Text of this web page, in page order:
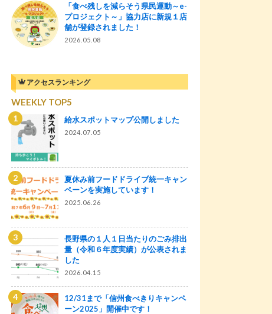
「食べ残しを減らそう県民運動～e-
プロジェクト～」協力店に新規１店
舗が登録されました！
2026.05.08
アクセスランキング
WEEKLY TOP5
給水スポットマップ公開しました
2024.07.05
夏休み前フードドライブ統一キャン
ペーンを実施しています！
2025.06.26
長野県の１人１日当たりのごみ排出
量（令和６年度実績）が公表されま
した
2026.04.15
12/31まで「信州食べきりキャンペ
ーン2025」開催中です！